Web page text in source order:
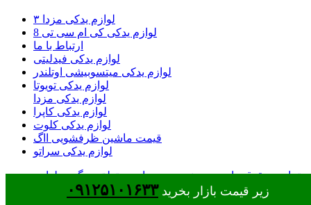
لوازم یدکی مزدا ۳
لوازم یدکی کی ام سی تی 8
ارتباط با ما
لوازم یدکی فیدلیتی
لوازم یدکی میتسوبیشی اوتلندر
لوازم یدکی تویوتا
لوازم یدکی مزدا
لوازم یدکی کاپرا
لوازم یدکی کلوت
قیمت ماشین ظرفشویی ااگ
لوازم یدکی سراتو
تمامی حقوق مادی و معنوی وب سایت متعلق به گروه لوازم
یدکی جک شاپ قهاری می باشد
۰۹۱۲۵۱۰۱۶۳۳ زیر قیمت بازار بخرید